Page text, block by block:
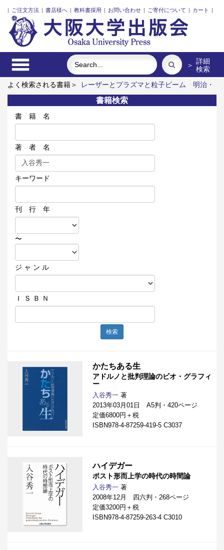
| ご注文方法 | 書店様へ | 教科書採用 | お問い合わせ | ご寄付について | カート |
＞ 詳細
検索
よく検索される書籍＞
レーザーとプラズマと粒子ビーム
明治・
大正・昭和の細菌学者たち
脳の神秘を探る
近代日本における
企業家の諸系譜
ポンプの流体力学
アーミッシュキルトを訪ね
書籍検索
書 籍 名
著 者 名
キーワード
刊 行 年
〜
ジ ャ ン ル
Ｉ Ｓ Ｂ Ｎ
検索
かたちある生
アドルノと批判理論のビオ・グラフィ
ー
入谷秀一 著
2013年03月01日 A5判・420ページ
定価6800円＋税
ISBN978-4-87259-419-5 C3037
ハイデガー
ポスト形而上学の時代の時間論
入谷秀一 著
2008年12月 四六判・268ページ
定価3200円＋税
ISBN978-4-87259-263-4 C3010